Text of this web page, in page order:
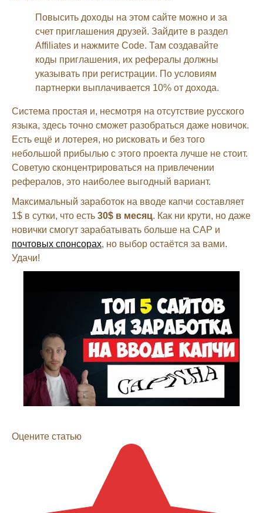
Повысить доходы на этом сайте можно и за
счет приглашения друзей. Зайдите в раздел
Affiliates и нажмите Code. Там создавайте
коды приглашения, их рефералы должны
указывать при регистрации. По условиям
партнерки выплачивается 10% от дохода.
Система простая и, несмотря на отсутствие русского
языка, здесь точно сможет разобраться даже новичок.
Есть ещё и лотерея, но рисковать и без того
небольшой прибылью с этого проекта лучше не стоит.
Советую сконцентрироваться на привлечении
рефералов, это наиболее выгодный вариант.
Максимальный заработок на вводе капчи составляет
1$ в сутки, что есть 30$ в месяц. Как ни крути, но даже
новички смогут зарабатывать больше на САР и
почтовых спонсорах, но выбор остаётся за вами.
Удачи!
Оцените статью